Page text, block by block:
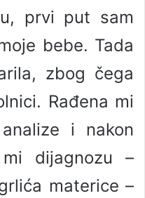
prvi put sam
bebe. Tada
zbog čega
Rađena mi
i nakon
dijagnozu –
materice –